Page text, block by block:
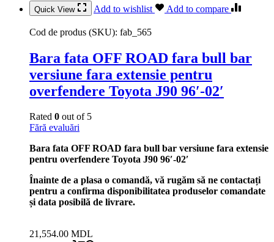
Quick View Add to wishlist Add to compare
Cod de produs (SKU): fab_565
Bara fata OFF ROAD fara bull bar
versiune fara extensie pentru
overfendere Toyota J90 96′-02′
Rated 0 out of 5
Fără evaluări
Bara fata OFF ROAD fara bull bar versiune fara extensie
pentru overfendere Toyota J90 96′-02′
Înainte de a plasa o comandă, vă rugăm să ne contactați
pentru a confirma disponibilitatea produselor comandate
și data posibilă de livrare.
21,554.00 MDL